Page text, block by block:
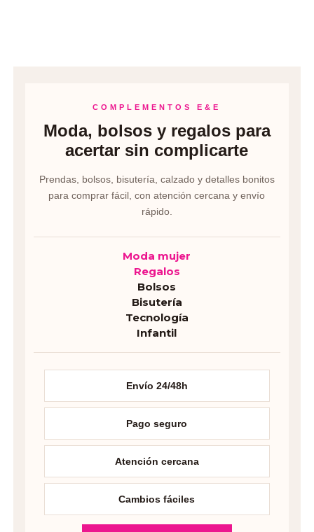
COMPLEMENTOS E&E
Moda, bolsos y regalos para
acertar sin complicarte
Prendas, bolsos, bisutería, calzado y detalles bonitos
para comprar fácil, con atención cercana y envío
rápido.
Moda mujer
Regalos
Bolsos
Bisutería
Tecnología
Infantil
Envío 24/48h
Pago seguro
Atención cercana
Cambios fáciles